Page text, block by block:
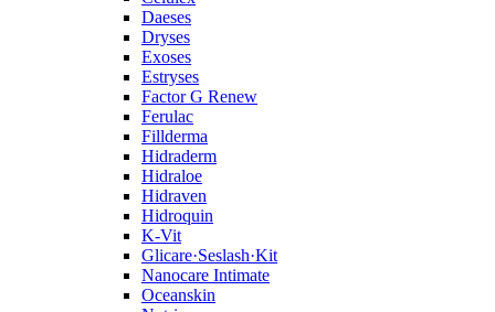
Daeses
Dryses
Exoses
Estryses
Factor G Renew
Ferulac
Fillderma
Hidraderm
Hidraloe
Hidraven
Hidroquin
K-Vit
Glicare·Seslash·Kit
Nanocare Intimate
Oceanskin